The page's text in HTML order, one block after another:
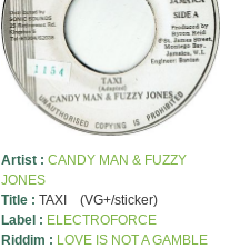
Artist : CANDY MAN & FUZZY
JONES
Title : TAXI (VG+/sticker)
Label : ELECTROFORCE
Riddim : LOVE IS NOT A GAMBLE